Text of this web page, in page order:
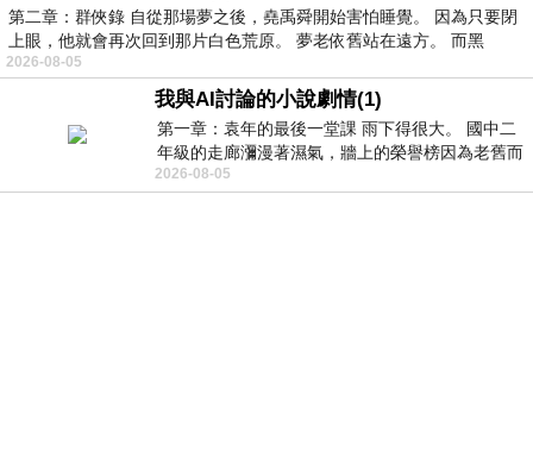
第二章：群俠錄 自從那場夢之後，堯禹舜開始害怕睡覺。 因為只要閉
上眼，他就會再次回到那片白色荒原。 夢老依舊站在遠方。 而黑
2026-08-05
我與AI討論的小說劇情(1)
第一章：袁年的最後一堂課 雨下得很大。 國中二
年級的走廊瀰漫著濕氣，牆上的榮譽榜因為老舊而
微微捲起。 堯禹舜站在辦公室外，手
2026-08-05